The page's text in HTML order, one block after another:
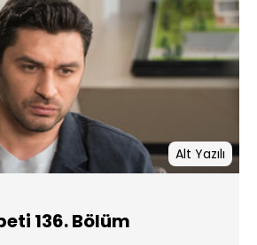
Alt Yazılı
136. Bölüm